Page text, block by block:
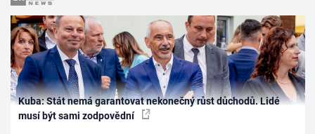
Kuba: Stát nemá garantovat nekonečný růst důchodů. Lidé
musí být sami zodpovědní